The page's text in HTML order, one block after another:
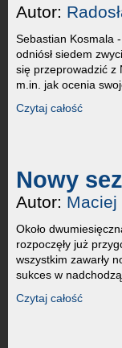
Autor:
Sebastian Kosmala
odniósł siedem
się przeprowadzić z
m.in. jak ocenia
Czytaj całość
Nowy
Autor: Maciej
Około
rozpoczęły już
wszystkim zawarły
sukces w
Czytaj całość